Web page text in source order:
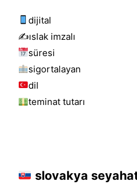
dijital
✍️islak i̇mzalı
süresi
sigortalayan
dil
teminat tutarı
slovakya